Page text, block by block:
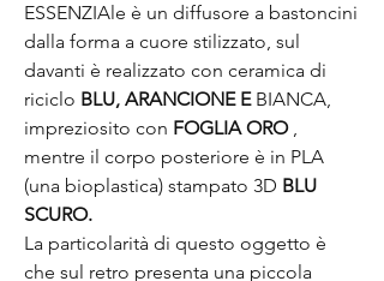
ESSENZIAle è un diffusore a bastoncini
dalla forma a cuore stilizzato, sul
davanti è realizzato con ceramica di
riciclo BLU, ARANCIONE EBIANCA,
impreziosito con FOGLIA ORO ,
mentre il corpo posteriore è in PLA
(una bioplastica) stampato 3D BLU
SCURO.
La particolarità di questo oggetto è
che sul retro presenta una piccola